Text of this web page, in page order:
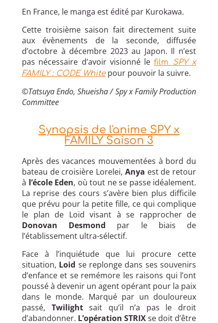
En France, le manga est édité par Kurokawa.
Cette troisième saison fait directement suite
aux évènements de la seconde, diffusée
d’octobre à décembre 2023 au Japon. Il n’est
pas nécessaire d’avoir visionné lefilm SPY x
FAMILY : CODE Whitepour pouvoir la suivre.
©Tatsuya Endo, Shueisha / Spy x Family Production
Committee
Synopsis de l'anime SPY x
FAMILY Saison 3
Après des vacances mouvementées à bord du
bateau de croisière Lorelei, Anya est de retour
à l’école Eden, où tout ne se passe idéalement.
La reprise des cours s’avère bien plus difficile
que prévu pour la petite fille, ce qui complique
le plan de Loid visant à se rapprocher de
Donovan Desmond par le biais de
l’établissement ultra-sélectif.
Face à l’inquiétude que lui procure cette
situation, Loid se replonge dans ses souvenirs
d’enfance et se remémore les raisons qui l’ont
poussé à devenir un agent opérant pour la paix
dans le monde. Marqué par un douloureux
passé, Twilightsait qu’il n’a pas le droit
d’abandonner. L’opération STRIXse doit d’être